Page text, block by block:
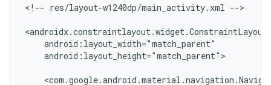
<!-- res/layout-w1240dp/main_activity.xml -->
android:layout_height="match_parent">